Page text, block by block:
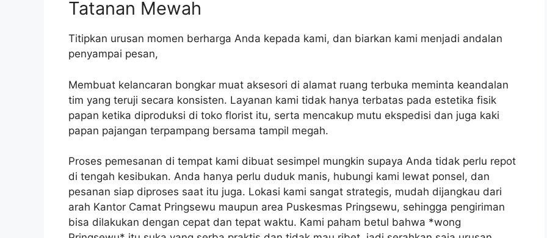
Tatanan Mewah
Titipkan urusan momen berharga Anda kepada kami, dan biarkan kami menjadi andalan
penyampai pesan,
Membuat kelancaran bongkar muat aksesori di alamat ruang terbuka meminta keandalan
tim yang teruji secara konsisten. Layanan kami tidak hanya terbatas pada estetika fisik
papan ketika diproduksi di toko florist itu, serta mencakup mutu ekspedisi dan juga kaki
papan pajangan terpampang bersama tampil megah.
Proses pemesanan di tempat kami dibuat sesimpel mungkin supaya Anda tidak perlu repot
di tengah kesibukan. Anda hanya perlu duduk manis, hubungi kami lewat ponsel, dan
pesanan siap diproses saat itu juga. Lokasi kami sangat strategis, mudah dijangkau dari
arah Kantor Camat Pringsewu maupun area Puskesmas Pringsewu, sehingga pengiriman
bisa dilakukan dengan cepat dan tepat waktu. Kami paham betul bahwa *wong